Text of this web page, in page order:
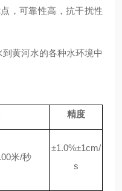
，可靠性高，抗干扰性
黄河水的各种水环境中
精度
米/秒
±1.0%±1cm/
s